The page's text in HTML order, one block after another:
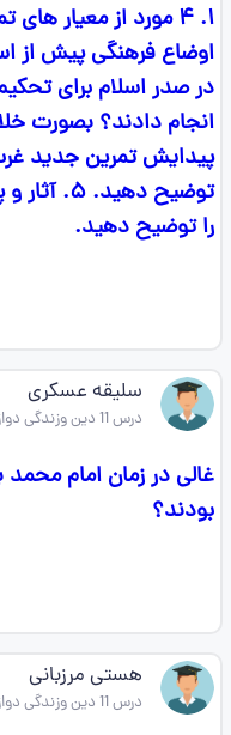
در صدر اسلام برای
پیدایش تمرین جدید غرب
توضیح
را توضیح دهید.
سلیقه عسکری
درس 11 دین وزندگی دوازدهم انسانی
غالی در زمان امام
بودند؟
هستی مرزبانی
درس 11 دین وزندگی دوازدهم انسانی